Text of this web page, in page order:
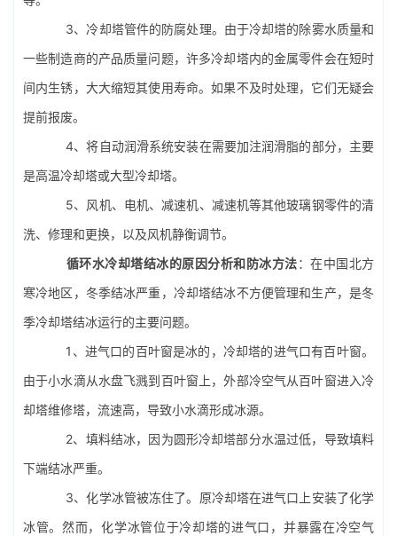
3、冷却塔管件的防腐处理。由于冷却塔的除雾水质量和
一些制造商的产品质量问题，许多冷却塔内的金属零件会在短时
间内生锈，大大缩短其使用寿命。如果不及时处理，它们无疑会
提前报废。
4、将自动润滑系统安装在需要加注润滑脂的部分，主要
是高温冷却塔或大型冷却塔。
5、风机、电机、减速机、减速机等其他玻璃钢零件的清
洗、修理和更换，以及风机静衡调节。
循环水冷却塔结冰的原因分析和防冰方法：在中国北方
寒冷地区，冬季结冰严重，冷却塔结冰不方便管理和生产，是冬
季冷却塔结冰运行的主要问题。
1、进气口的百叶窗是冰的，冷却塔的进气口有百叶窗。
由于小水滴从水盘飞溅到百叶窗上，外部冷空气从百叶窗进入冷
却塔维修塔，流速高，导致小水滴形成冰源。
2、填料结冰，因为圆形冷却塔部分水温过低，导致填料
下端结冰严重。
3、化学冰管被冻住了。原冷却塔在进气口上安装了化学
冰管。然而，化学冰管位于冷却塔的进气口，并暴露在冷空气